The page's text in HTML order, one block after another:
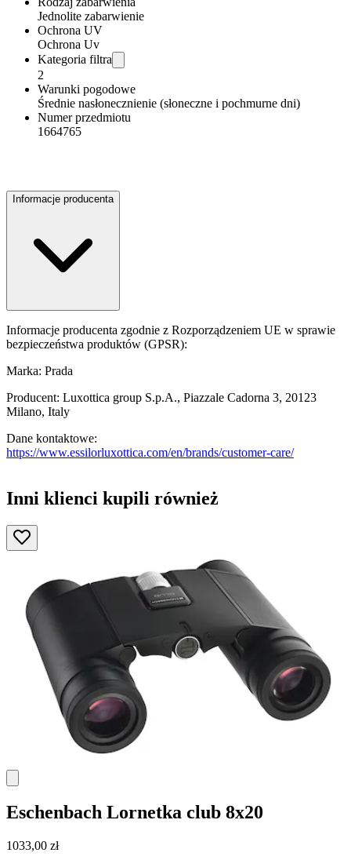
Jednolite zabarwienie
Ochrona UV
Ochrona Uv
Kategoria filtra
2
Warunki pogodowe
Średnie nasłonecznienie (słoneczne i pochmurne dni)
Numer przedmiotu
1664765
Informacje producenta
Informacje producenta zgodnie z Rozporządzeniem UE w sprawie
bezpieczeństwa produktów (GPSR):
Marka: Prada
Producent: Luxottica group S.p.A., Piazzale Cadorna 3, 20123
Milano, Italy
Dane kontaktowe:
https://www.essilorluxottica.com/en/brands/customer-care/
Inni klienci kupili również
Eschenbach Lornetka club 8x20
1033,00 zł